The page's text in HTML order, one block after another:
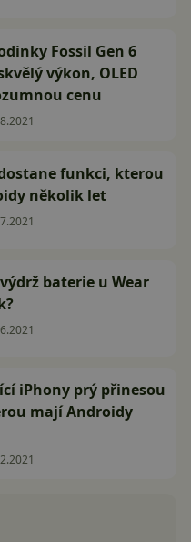
Fossil Gen 6
výkon, OLED
cenu
funkci, kterou
několik let
baterie u Wear
iPhony prý přinesou
mají Androidy